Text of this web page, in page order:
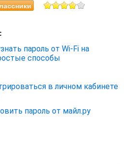
пароль от Wi-Fi на
способы
в личном кабинете
пароль от майл.ру